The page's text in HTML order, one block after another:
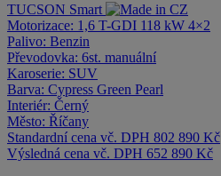
TUCSON Smart
Motorizace: 1,6 T-GDI 118 kW 4×2
Palivo: Benzin
Převodovka: 6st. manuální
Karoserie: SUV
Barva: Cypress Green Pearl
Interiér: Černý
Město: Říčany
Standardní cena vč. DPH 802 890 Kč
Výsledná cena vč. DPH 652 890 Kč